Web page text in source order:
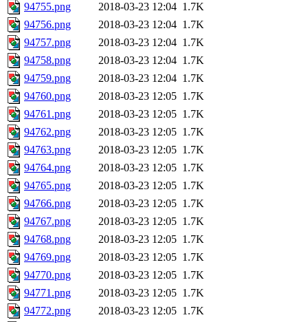
94755.png
2018-03-23 12:04 1.7K
94756.png
2018-03-23 12:04 1.7K
94757.png
2018-03-23 12:04 1.7K
94758.png
2018-03-23 12:04 1.7K
94759.png
2018-03-23 12:04 1.7K
94760.png
2018-03-23 12:05 1.7K
94761.png
2018-03-23 12:05 1.7K
94762.png
2018-03-23 12:05 1.7K
94763.png
2018-03-23 12:05 1.7K
94764.png
2018-03-23 12:05 1.7K
94765.png
2018-03-23 12:05 1.7K
94766.png
2018-03-23 12:05 1.7K
94767.png
2018-03-23 12:05 1.7K
94768.png
2018-03-23 12:05 1.7K
94769.png
2018-03-23 12:05 1.7K
94770.png
2018-03-23 12:05 1.7K
94771.png
2018-03-23 12:05 1.7K
94772.png
2018-03-23 12:05 1.7K